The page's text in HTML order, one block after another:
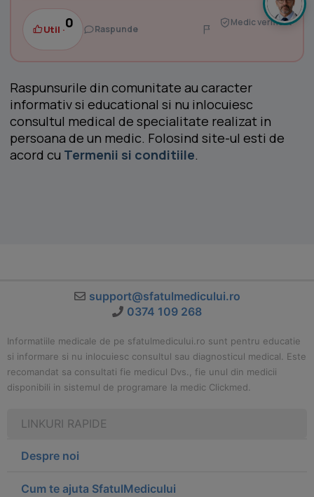
Util ·0 Raspunde
Medic verificat
Raspunsurile din comunitate au caracter
informativ si educational si nu inlocuiesc
consultul medical de specialitate realizat in
persoana de un medic. Folosind site-ul esti de
acord cu Termenii si conditiile.
support@sfatulmedicului.ro
0374 109 268
Informatiile medicale de pe sfatulmedicului.ro sunt pentru educatie
si informare si nu inlocuiesc consultul sau diagnosticul medical. Este
recomandat sa consultati fie medicul Dvs., fie unul din medicii
disponibili in sistemul de programare la medic Clickmed.
LINKURI RAPIDE
Despre noi
Cum te ajuta SfatulMedicului